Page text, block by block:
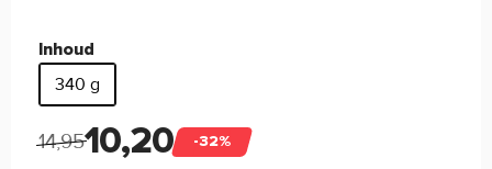
Inhoud
340 g
14,9510,20 -32%